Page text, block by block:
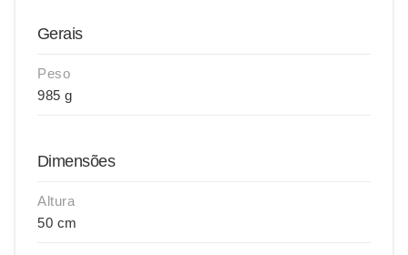
Gerais
Peso
985 g
Dimensões
Altura
50 cm